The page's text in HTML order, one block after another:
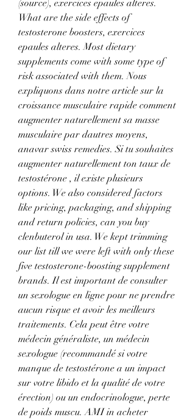
(source), exercices epaules alteres.
What are the side effects of
testosterone boosters, exercices
epaules alteres. Most dietary
supplements come with some type of
risk associated with them. Nous
expliquons dans notre article sur la
croissance musculaire rapide comment
augmenter naturellement sa masse
musculaire par dautres moyens,
anavar swiss remedies. Si tu souhaites
augmenter naturellement ton taux de
testostérone , il existe plusieurs
options. We also considered factors
like pricing, packaging, and shipping
and return policies, can you buy
clenbuterol in usa. We kept trimming
our list till we were left with only these
five testosterone-boosting supplement
brands. Il est important de consulter
un sexologue en ligne pour ne prendre
aucun risque et avoir les meilleurs
traitements. Cela peut être votre
médecin généraliste, un médecin
sexologue (recommandé si votre
manque de testostérone a un impact
sur votre libido et la qualité de votre
érection) ou un endocrinologue, perte
de poids muscu. AMI in acheter